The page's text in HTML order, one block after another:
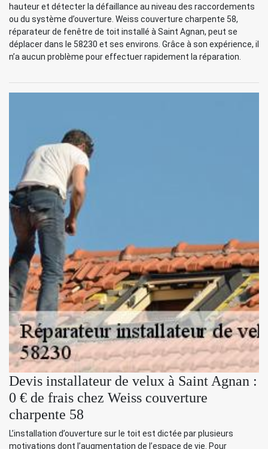
hauteur et détecter la défaillance au niveau des raccordements
ou du système d’ouverture. Weiss couverture charpente 58,
réparateur de fenêtre de toit installé à Saint Agnan, peut se
déplacer dans le 58230 et ses environs. Grâce à son expérience, il
n’a aucun problème pour effectuer rapidement la réparation.
Devis installateur de velux à Saint Agnan :
0 € de frais chez Weiss couverture
charpente 58
L’installation d’ouverture sur le toit est dictée par plusieurs
motivations dont l’augmentation de l’espace de vie. Pour